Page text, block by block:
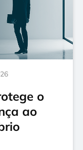
o
ao